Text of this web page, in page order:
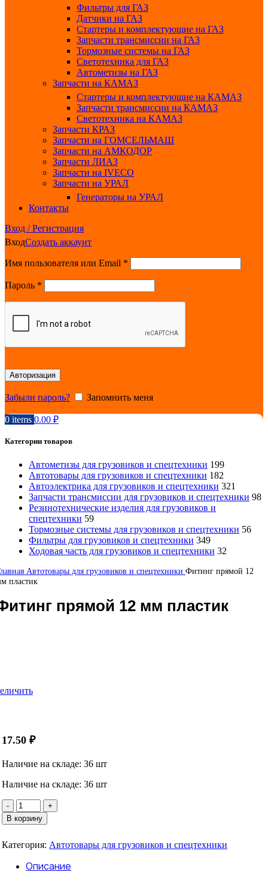
Фильтры для ГАЗ
Датчики на ГАЗ
Стартеры и комплектующие на ГАЗ
Запчасти трансмиссии на ГАЗ
Тормозные системы на ГАЗ
Светотехника для ГАЗ
Автометизы на ГАЗ
Запчасти на КАМАЗ
Стартеры и комплектующие на КАМАЗ
Запчасти трансмиссии на КАМАЗ
Светотехника на КАМАЗ
Запчасти КРАЗ
Запчасти на ГОМСЕЛЬМАШ
Запчасти на АМКОДОР
Запчасти ЛИАЗ
Запчасти на IVECO
Запчасти на УРАЛ
Генераторы на УРАЛ
Контакты
Вход / Регистрация
ВходСоздать аккаунт
Имя пользователя или Email *
Пароль *
Авторизация
Забыли пароль? Запомнить меня
0 items 0.00 ₽
Категории товаров
Автометизы для грузовиков и спецтехники 199
Автотовары для грузовиков и спецтехники 182
Автоэлектрика для грузовиков и спецтехники 321
Запчасти трансмиссии для грузовиков и спецтехники 98
Резинотехнические изделия для грузовиков и
спецтехники 59
Тормозные системы для грузовиков и спецтехники 56
Фильтры для грузовиков и спецтехники 349
Ходовая часть для грузовиков и спецтехники 32
Автотовары для грузовиков и спецтехники Фитинг прямой 12
пластик
прямой 12 мм пластик
17.50 ₽
Наличие на складе: 36 шт
Наличие на складе: 36 шт
Количество
товара
Фитинг
12
пластик
В корзину
Категория: Автотовары для грузовиков и спецтехники
Описание